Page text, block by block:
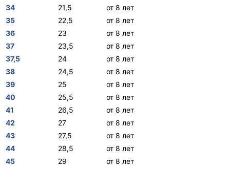
34
21,5
от 8 лет
35
22,5
от 8 лет
36
23
от 8 лет
37
23,5
от 8 лет
37,5
24
от 8 лет
38
24,5
от 8 лет
39
25
от 8 лет
40
25,5
от 8 лет
41
26,5
от 8 лет
42
27
от 8 лет
43
27,5
от 8 лет
44
28,5
от 8 лет
45
29
от 8 лет